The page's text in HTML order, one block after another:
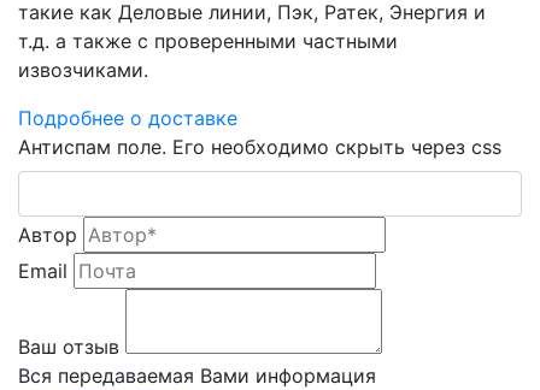
такие как Деловые линии, Пэк, Ратек, Энергия и
т.д. а также с проверенными частными
извозчиками.
Подробнее о доставке
Антиспам поле. Его необходимо скрыть через css
Автор
Email
Ваш отзыв
Вся передаваемая Вами информация